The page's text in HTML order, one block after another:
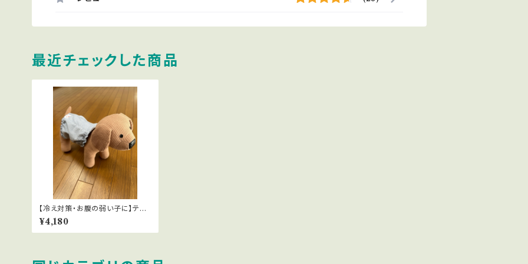
最近チェックした商品
【冷え対策・お腹の弱い子に】テラ
ペットはらまき 全4色 SSサイズ
¥4,180